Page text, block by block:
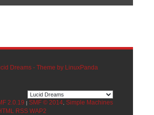
Dreams - Theme by LinuxPanda
2.0.19 | SMF © 2014, Simple Machines
RSS WAP2